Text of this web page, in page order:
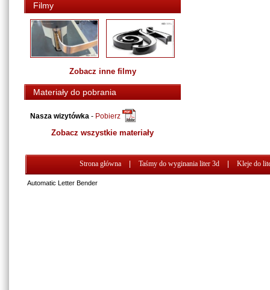
Filmy
Zobacz inne filmy
Materiały do pobrania
Nasza wizytówka - Pobierz
Zobacz wszystkie materiały
Strona główna Taśmy do wyginania liter 3d Kleje do
Automatic Letter Bender